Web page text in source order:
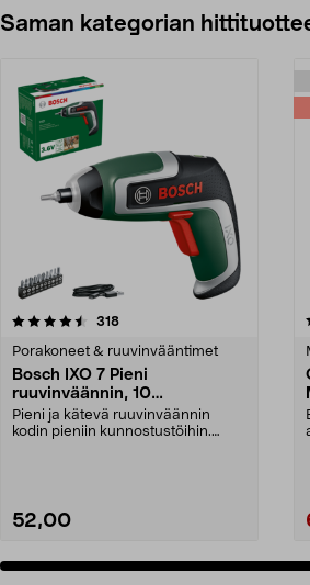
Saman kategorian
318arvostelut
Porakoneet & ruuvinvääntimet
Bosch IXO 7 Pieni
ruuvinväännin, 10
ruuvauskärkeä, ladattava
Pieni ja kätevä ruuvinväännin
kodin pieniin kunnostustöihin.
52,00
4.0 viidestä